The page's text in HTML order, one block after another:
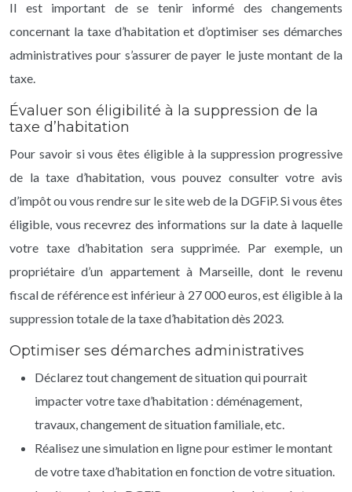
Il est important de se tenir informé des changements
concernant la taxe d’habitation et d’optimiser ses démarches
administratives pour s’assurer de payer le juste montant de la
taxe.
Évaluer son éligibilité à la suppression de la
taxe d’habitation
Pour savoir si vous êtes éligible à la suppression progressive
de la taxe d’habitation, vous pouvez consulter votre avis
d’impôt ou vous rendre sur le site web de la DGFiP. Si vous êtes
éligible, vous recevrez des informations sur la date à laquelle
votre taxe d’habitation sera supprimée. Par exemple, un
propriétaire d’un appartement à Marseille, dont le revenu
fiscal de référence est inférieur à 27 000 euros, est éligible à la
suppression totale de la taxe d’habitation dès 2023.
Optimiser ses démarches administratives
Déclarez tout changement de situation qui pourrait
impacter votre taxe d’habitation : déménagement,
travaux, changement de situation familiale, etc.
Réalisez une simulation en ligne pour estimer le montant
de votre taxe d’habitation en fonction de votre situation.